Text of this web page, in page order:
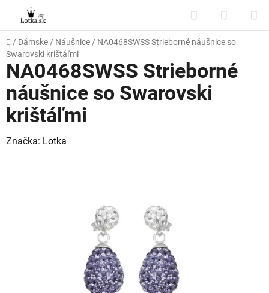
obsah
Hľadať
KOŠÍK
Domov
/ Dámske / Náušnice / NA0468SWSS Strieborné náušnice so
Swarovski krištáľmi
NA0468SWSS Strieborné
náušnice so Swarovski
krištáľmi
Značka: Lotka